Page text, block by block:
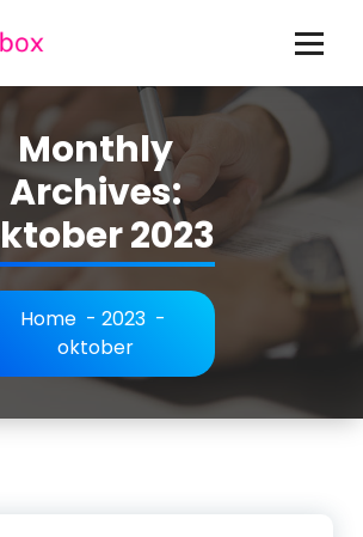
Monthly
Archives:
2023
Home - 2023 -
oktober